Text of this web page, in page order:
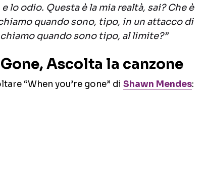
lo odio. Questa è la mia realtà, sai? Che è
quando sono, tipo, in un attacco di
quando sono tipo, al limite?”
Gone, Ascolta la canzone
“When you’re gone” di Shawn Mendes: